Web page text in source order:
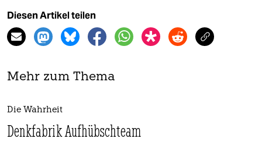
Diesen Artikel teilen
Mehr zum Thema
Die Wahrheit
Denkfabrik Aufhübschteam